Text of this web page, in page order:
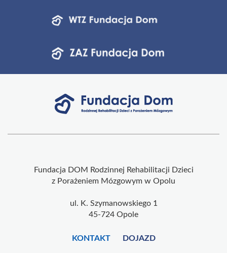
Fundacja DOM Rodzinnej Rehabilitacji Dzieci
z Porażeniem Mózgowym w Opolu
ul. K. Szymanowskiego 1
45-724 Opole
KONTAKT DOJAZD